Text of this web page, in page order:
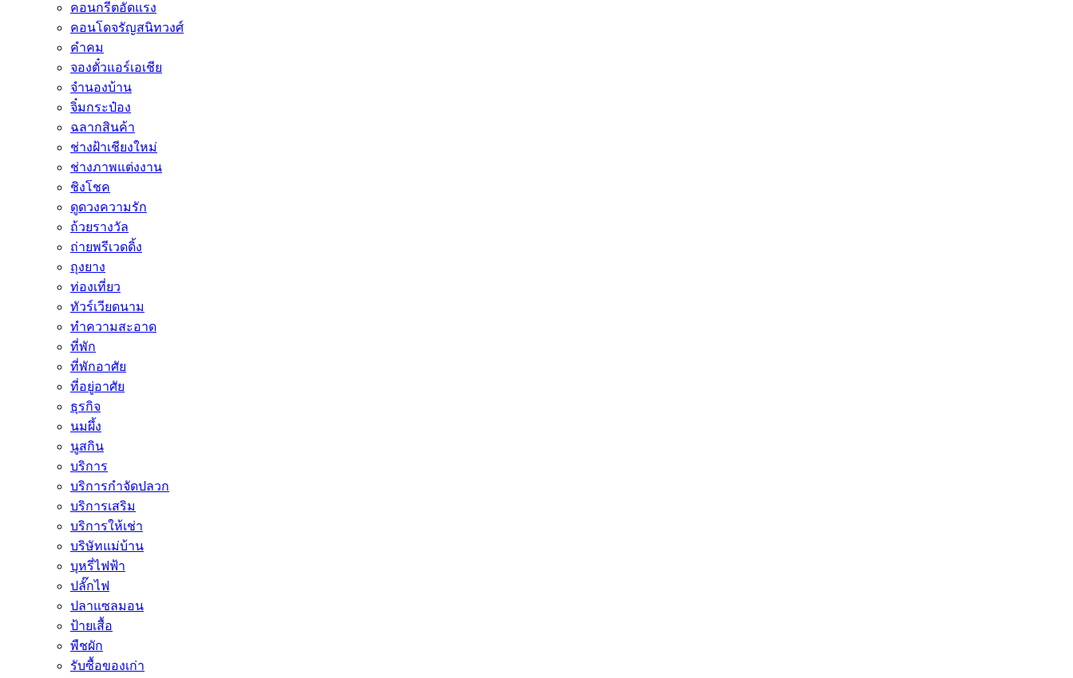
คอนกรีตอัดแรง
คอนโดจรัญสนิทวงศ์
คำคม
จองตั๋วแอร์เอเชีย
จำนองบ้าน
จิ๋มกระป๋อง
ฉลากสินค้า
ช่างฝ้าเชียงใหม่
ช่างภาพแต่งงาน
ชิงโชค
ดูดวงความรัก
ถ้วยรางวัล
ถ่ายพรีเวดดิ้ง
ถุงยาง
ท่องเที่ยว
ทัวร์เวียดนาม
ทำความสะอาด
ที่พัก
ที่พักอาศัย
ที่อยู่อาศัย
ธุรกิจ
นมผึ้ง
นูสกิน
บริการ
บริการกำจัดปลวก
บริการเสริม
บริการให้เช่า
บริษัทแม่บ้าน
บุหรี่ไฟฟ้า
ปลั๊กไฟ
ปลาแซลมอน
ป้ายเสื้อ
พืชผัก
รับซื้อของเก่า